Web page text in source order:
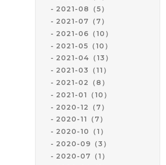
2021-08（5）
2021-07（7）
2021-06（10）
2021-05（10）
2021-04（13）
2021-03（11）
2021-02（8）
2021-01（10）
2020-12（7）
2020-11（7）
2020-10（1）
2020-09（3）
2020-07（1）